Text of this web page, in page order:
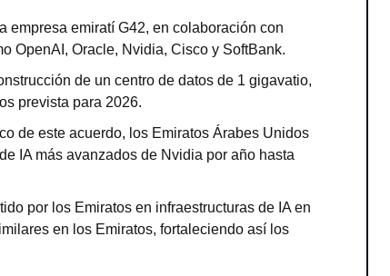
empresa emiratí G42, en colaboración con
OpenAI, Oracle, Nvidia, Cisco y SoftBank.
de un centro de datos de 1 gigavatio,
prevista para 2026.
de este acuerdo, los Emiratos Árabes Unidos
IA más avanzados de Nvidia por año hasta
por los Emiratos en infraestructuras de IA en
en los Emiratos, fortaleciendo así los